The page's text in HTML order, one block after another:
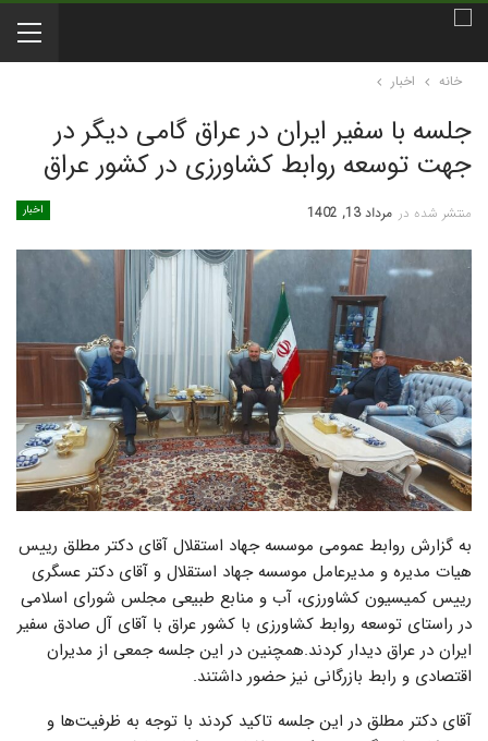
خانه اخبار
جلسه با سفیر ایران در عراق گامی دیگر در
جهت توسعه روابط کشاورزی در کشور عراق
اخبار منتشر شده در مرداد 13, 1402
به گزارش روابط عمومی موسسه جهاد استقلال آقای دکتر مطلق رییس
هیات مدیره و مدیرعامل موسسه جهاد استقلال و آقای دکتر عسگری
رییس کمیسیون کشاورزی، آب و منابع طبیعی مجلس شورای اسلامی
در راستای توسعه روابط کشاورزی با کشور عراق با آقای آل صادق سفیر
ایران در عراق دیدار کردند.همچنین در این جلسه جمعی از مدیران
اقتصادی و رابط بازرگانی نیز حضور داشتند.
آقای دکتر مطلق در این جلسه تاکید کردند با توجه به ظرفیت‌ها و